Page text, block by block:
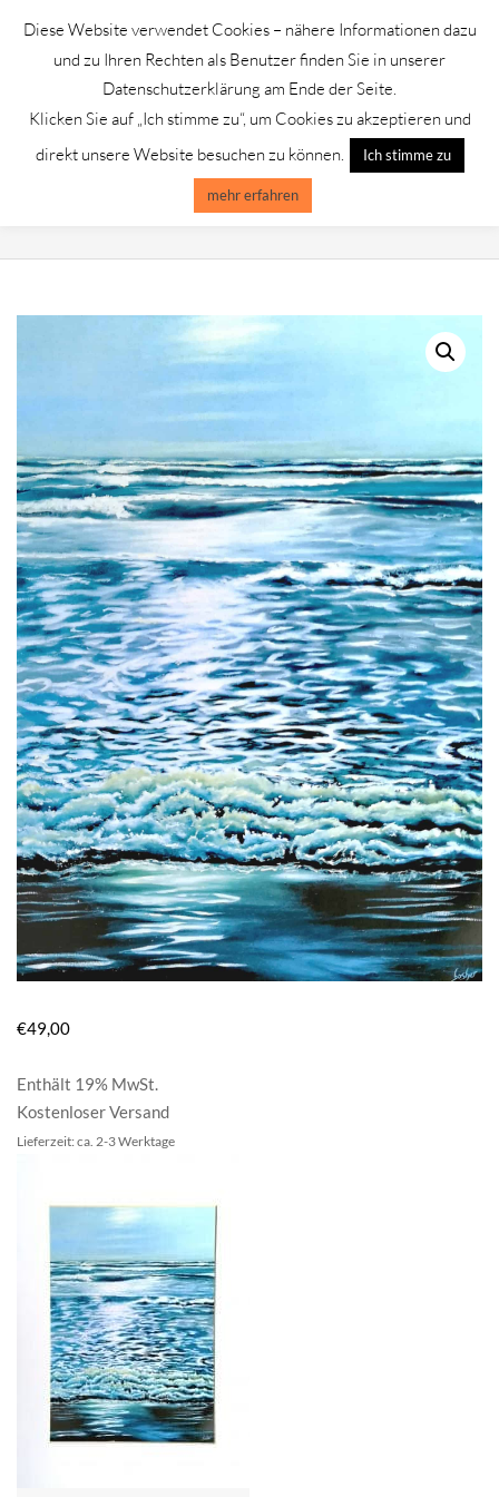
content GALERIE CHROMIK
Primary
Navigation
GARY BOSHER /BEACH 3
€49,00
Enthält 19% MwSt.
Kostenloser Versand
Lieferzeit: ca. 2-3 Werktage
Diese Website verwendet Cookies – nähere Informationen dazu
und zu Ihren Rechten als Benutzer finden Sie in unserer
Datenschutzerklärung am Ende der Seite.
Klicken Sie auf „Ich stimme zu“, um Cookies zu akzeptieren und
direkt unsere Website besuchen zu können.
Ich stimme zu
mehr erfahren